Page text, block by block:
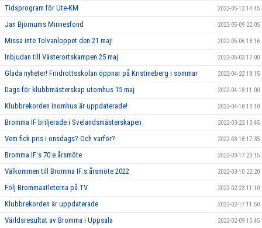
Tidsprogram för Ute-KM 2022-05-12 14:45
Jan Björnums Minnesfond 2022-05-09 22:05
Missa inte Tolvanloppet den 21 maj! 2022-05-06 18:16
Inbjudan till Västerortskampen 25 maj 2022-05-03 17:00
Glada nyheter! Friidrottsskolan öppnar på Kristineberg i sommar 2022-04-22 18:15
Dags för klubbmästerskap utomhus 15 maj 2022-04-18 11:00
Klubbrekorden inomhus är uppdaterade! 2022-04-18 10:10
Bromma IF briljerade i Svelandsmästerskapen 2022-03-22 13:45
Vem fick pris i onsdags? Och varför? 2022-03-18 17:35
Bromma IF:s 70:e årsmöte 2022-03-17 23:15
Välkommen till Bromma IF:s årsmöte 2022 2022-03-10 22:20
Följ Brommaatleterna på TV 2022-02-23 11:10
Klubbrekorden är uppdaterade 2022-02-17 11:50
Världsresultat av Bromma i Uppsala 2022-02-09 15:45